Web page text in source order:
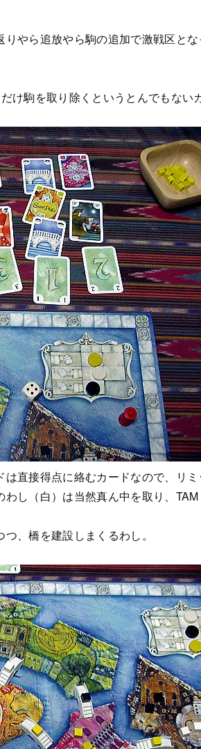
やら追放やら駒の追加で激戦区と
駒を取り除くというとんでもない
直接得点に絡むカードなので、リ
し（白）は当然真ん中を取り、
、橋を建設しまくるわし。